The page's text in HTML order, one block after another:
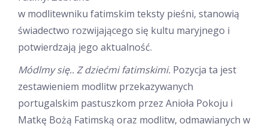
w modlitewniku fatimskim teksty pieśni, stanowią
świadectwo rozwijającego się kultu maryjnego i
potwierdzają jego aktualność.
Módlmy się.. Z dziećmi fatimskimi. Pozycja ta jest
zestawieniem modlitw przekazywanych
portugalskim pastuszkom przez Anioła Pokoju i
Matkę Bożą Fatimską oraz modlitw, odmawianych w